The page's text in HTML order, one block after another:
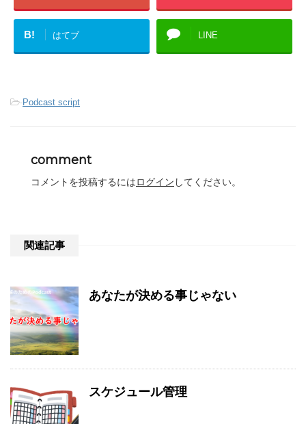
B! はてブ LINE
-Podcast script
comment
コメントを投稿するにはログイン してください。
関連記事
あなたが決める事じゃない
スケジュール管理